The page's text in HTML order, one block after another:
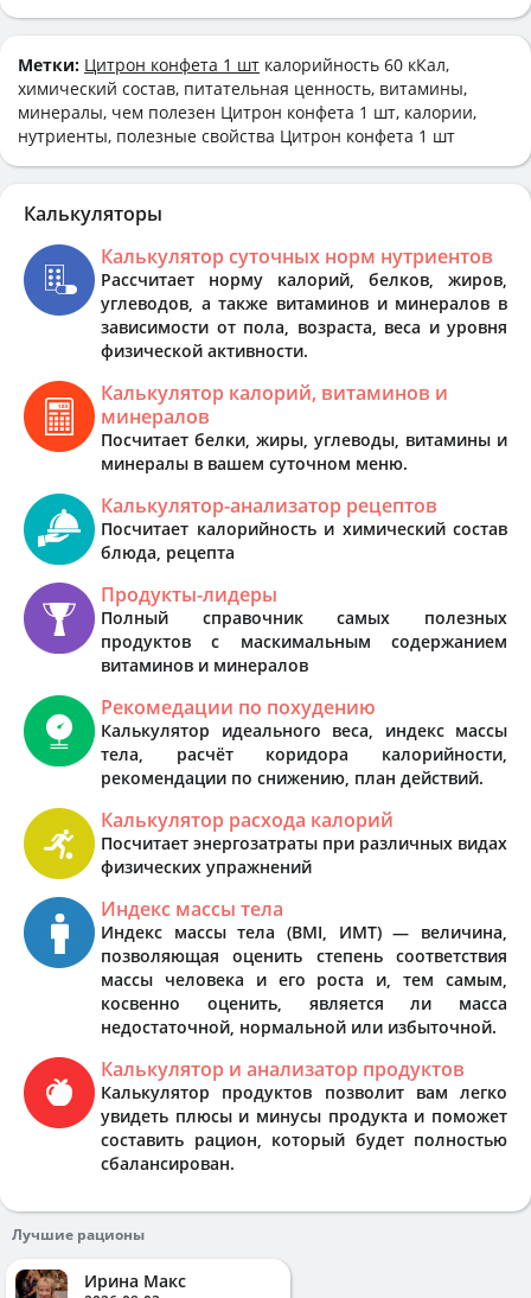
Метки: Цитрон конфета 1 шт калорийность 60 кКал,
химический состав, питательная ценность, витамины,
минералы, чем полезен Цитрон конфета 1 шт, калории,
нутриенты, полезные свойства Цитрон конфета 1 шт
Калькуляторы
Калькулятор суточных норм нутриентов
Рассчитает норму калорий, белков, жиров,
углеводов, а также витаминов и минералов в
зависимости от пола, возраста, веса и уровня
физической активности.
Калькулятор калорий, витаминов и
минералов
Посчитает белки, жиры, углеводы, витамины и
минералы в вашем суточном меню.
Калькулятор-анализатор рецептов
Посчитает калорийность и химический состав
блюда, рецепта
Продукты-лидеры
Полный справочник самых полезных
продуктов с маскимальным содержанием
витаминов и минералов
Рекомедации по похудению
Калькулятор идеального веса, индекс массы
тела, расчёт коридора калорийности,
рекомендации по снижению, план действий.
Калькулятор расхода калорий
Посчитает энергозатраты при различных видах
физических упражнений
Индекс массы тела
Индекс массы тела (BMI, ИМТ) — величина,
позволяющая оценить степень соответствия
массы человека и его роста и, тем самым,
косвенно оценить, является ли масса
недостаточной, нормальной или избыточной.
Калькулятор и анализатор продуктов
Калькулятор продуктов позволит вам легко
увидеть плюсы и минусы продукта и поможет
составить рацион, который будет полностью
сбалансирован.
Лучшие рационы
Ирина Макс